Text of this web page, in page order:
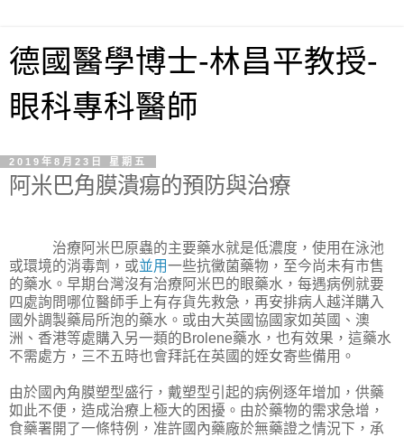
德國醫學博士-林昌平教授-
眼科專科醫師
2019年8月23日 星期五
阿米巴角膜潰瘍的預防與治療
治療阿米巴原蟲的主要藥水就是低濃度，使用在泳池
或環境的消毒劑，或並用一些抗黴菌藥物，至今尚未有市售
的藥水。早期台灣沒有治療阿米巴的眼藥水，每遇病例就要
四處詢問哪位醫師手上有存貨先救急，再安排病人越洋購入
國外調製藥局所泡的藥水。或由大英國協國家如英國、澳
洲、香港等處購入另一類的Brolene藥水，也有效果，這藥水
不需處方，三不五時也會拜託在英國的姪女寄些備用。
由於國內角膜塑型盛行，戴塑型引起的病例逐年增加，供藥
如此不便，造成治療上極大的困擾。由於藥物的需求急增，
食藥署開了一條特例，准許國內藥廠於無藥證之情況下，承